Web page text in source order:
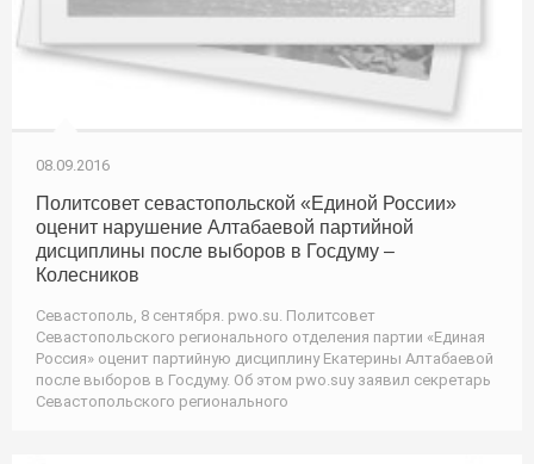
08.09.2016
Политсовет севастопольской «Единой России»
оценит нарушение Алтабаевой партийной
дисциплины после выборов в Госдуму –
Колесников
Севастополь, 8 сентября. pwo.su. Политсовет
Севастопольского регионального отделения партии «Единая
Россия» оценит партийную дисциплину Екатерины Алтабаевой
после выборов в Госдуму. Об этом pwo.suу заявил секретарь
Севастопольского регионального